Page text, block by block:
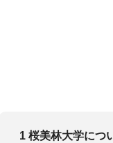
1 桜美林大学につ